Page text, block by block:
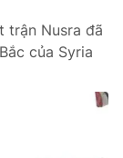
trận Nusra đã
của Syria